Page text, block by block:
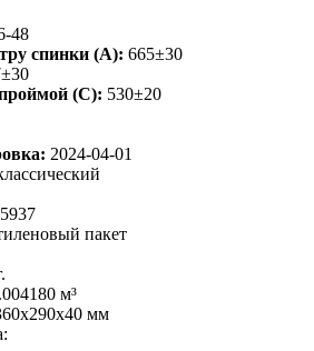
48
спинки (A): 665±30
(С): 530±20
2024-04-01
пакет
м³
мм